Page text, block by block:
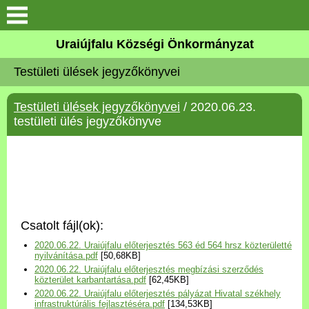
Köszöntő
Elérhetőségek
Uraiújfalu
Választási információk
Versenyképes Járások
Program
Uraiújfalu Községi Önkormányzat
Testületi ülések jegyzőkönyvei
Testületi ülések jegyzőkönyvei / 2020.06.23.
testületi ülés jegyzőkönyve
Csatolt fájl(ok):
2020.06.22. Uraiújfalu előterjesztés 563 éd 564 hrsz közterületté
nyilvánítása.pdf [50,68KB]
2020.06.22. Uraiújfalu előterjesztés megbízási szerződés
közterület karbantartása.pdf [62,45KB]
2020.06.22. Uraiújfalu előterjesztés pályázat Hivatal székhely
infrastruktúrális fejlasztéséra.pdf [134,53KB]